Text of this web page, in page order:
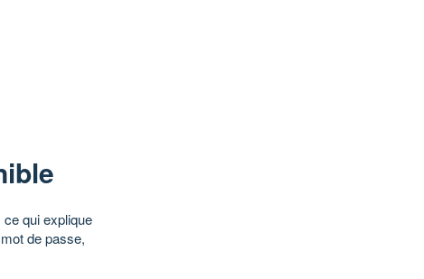
ce qui explique
de passe,